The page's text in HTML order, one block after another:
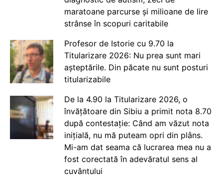
maratoane parcurse și milioane de lire
strânse în scopuri caritabile
Profesor de Istorie cu 9.70 la
Titularizare 2026: Nu prea sunt mari
așteptările. Din păcate nu sunt posturi
titularizabile
De la 4.90 la Titularizare 2026, o
învățătoare din Sibiu a primit nota 8.70
după contestație: Când am văzut nota
inițială, nu mă puteam opri din plâns.
Mi-am dat seama că lucrarea mea nu a
fost corectată în adevăratul sens al
cuvântului